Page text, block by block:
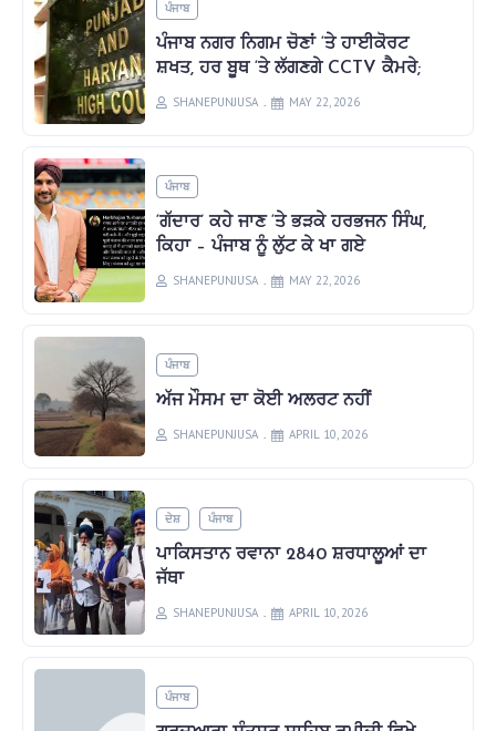
ਪੰਜਾਬ
ਪੰਜਾਬ ਨਗਰ ਨਿਗਮ ਚੋਣਾਂ ‘ਤੇ ਹਾਈਕੋਰਟ
ਸ਼ਖਤ, ਹਰ ਬੂਥ ‘ਤੇ ਲੱਗਣਗੇ CCTV ਕੈਮਰੇ;
SHANEPUNJUSA MAY 22, 2026
ਪੰਜਾਬ
‘ਗੱਦਾਰ’ ਕਹੇ ਜਾਣ ‘ਤੇ ਭੜਕੇ ਹਰਭਜਨ ਸਿੰਘ,
ਕਿਹਾ – ਪੰਜਾਬ ਨੂੰ ਲੁੱਟ ਕੇ ਖਾ ਗਏ
SHANEPUNJUSA MAY 22, 2026
ਪੰਜਾਬ
ਅੱਜ ਮੌਸਮ ਦਾ ਕੋਈ ਅਲਰਟ ਨਹੀਂ
SHANEPUNJUSA APRIL 10, 2026
ਦੇਸ਼ ਪੰਜਾਬ
ਪਾਕਿਸਤਾਨ ਰਵਾਨਾ 2840 ਸ਼ਰਧਾਲੂਆਂ ਦਾ
ਜੱਥਾ
SHANEPUNJUSA APRIL 10, 2026
ਪੰਜਾਬ